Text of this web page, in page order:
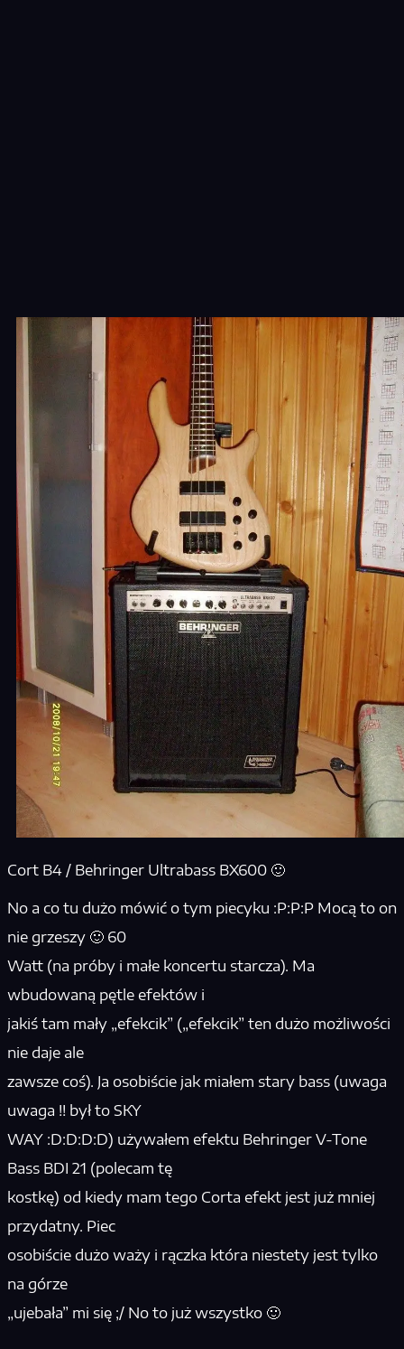
Cort B4 / Behringer Ultrabass BX600 🙂
No a co tu dużo mówić o tym piecyku :P:P:P Mocą to on
nie grzeszy 🙂 60
Watt (na próby i małe koncertu starcza). Ma
wbudowaną pętle efektów i
jakiś tam mały „efekcik” („efekcik” ten dużo możliwości
nie daje ale
zawsze coś). Ja osobiście jak miałem stary bass (uwaga
uwaga !! był to SKY
WAY :D:D:D:D) używałem efektu Behringer V-Tone
Bass BDI 21 (polecam tę
kostkę) od kiedy mam tego Corta efekt jest już mniej
przydatny. Piec
osobiście dużo waży i rączka która niestety jest tylko
na górze
„ujebała” mi się ;/ No to już wszystko 🙂